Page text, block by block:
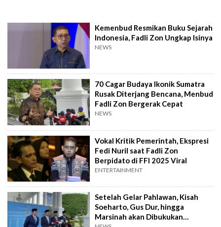
Kemenbud Resmikan Buku Sejarah
Indonesia, Fadli Zon Ungkap Isinya
NEWS
70 Cagar Budaya Ikonik Sumatra
Rusak Diterjang Bencana, Menbud
Fadli Zon Bergerak Cepat
NEWS
Vokal Kritik Pemerintah, Ekspresi
Fedi Nuril saat Fadli Zon
Berpidato di FFI 2025 Viral
ENTERTAINMENT
Setelah Gelar Pahlawan, Kisah
Soeharto, Gus Dur, hingga
Marsinah akan Dibukukan